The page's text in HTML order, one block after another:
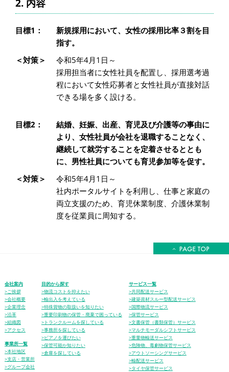
2. 内容
目標1：
新規採用において、女性の採用比率３割を目
指す。
＜対策＞
令和5年4月1日～
採用担当者に女性社員を配置し、採用選考過
程において女性応募者と女性社員が直接対話
できる場を多く設ける。
目標2：
結婚、妊娠、出産、育児及び介護等の事由に
より、女性社員が会社を退職することなく、
継続して就労することを定着させるととも
に、男性社員についても育児参加等を促す。
＜対策＞
令和5年4月1日～
社内ポータルサイトを利用し、仕事と家庭の
両立支援のため、育児休業制度、介護休業制
度を従業員に周知する。
会社案内
>ご挨拶
>会社概要
>企業理念
>沿革
>組織図
>アクセス
事業所一覧
>本社地区
>支店・営業所
>グループ会社
目的から探す
>物流コストを抑えたい
>輸出入を考えている
>特殊貨物の取扱いを知りたい
>重要印刷物の保管・廃棄で困っている
>トランクルームを探している
>事務所を探している
>ピアノを運びたい
>保管可能か知りたい
>倉庫を探している
サービス一覧
>共同配送サービス
>建築資材スルー型配送サービス
>国際物流サービス
>保管サービス
>文書保管（書類保管）サービス
>マルチモーダルシフトサービス
>重量物輸送サービス
>危険物、毒劇物保管サービス
>アウトソーシングサービス
>輸配送サービス
>タイヤ保管サービス